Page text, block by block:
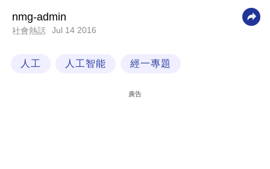
業
nmg-admin
社會熱話 Jul 14 2016
人工 人工智能 經一專題
廣告